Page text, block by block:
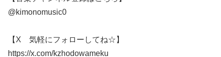
@kimonomusic0
【X 気軽にフォローしてね☆】
https://x.com/kzhodowameku